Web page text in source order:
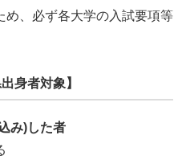
め、必ず各大学の入試要項等
身者対象】
み)した者